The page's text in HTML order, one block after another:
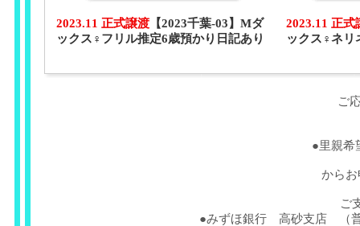
2023.11 正式譲渡 【2023千葉-03】Mダ
ックス♀フリル推定6歳預かり日記あり
2023.11 正
ックス♀ネリ
ご
●里親希
から
ご
●みずほ銀行 高砂支店 （